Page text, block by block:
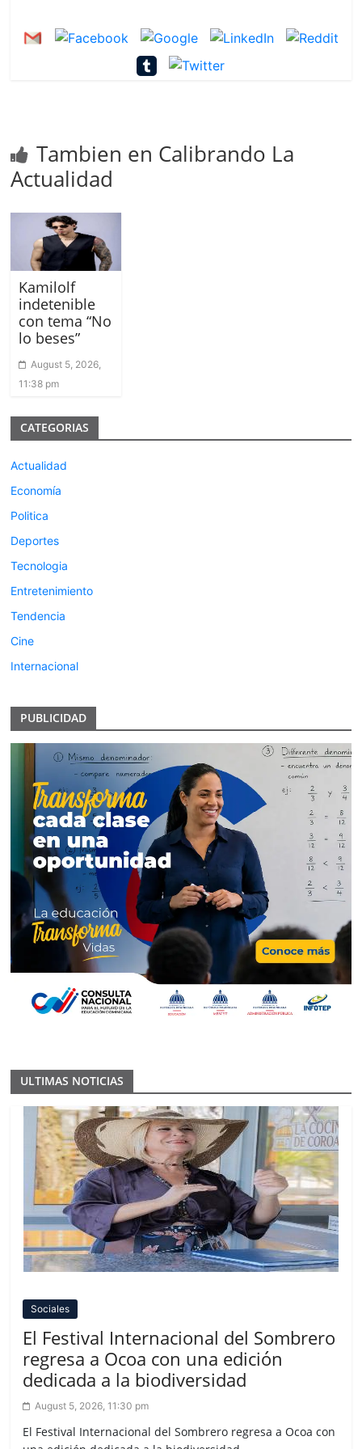
Tambien en Calibrando La
Actualidad
Kamilolf
indetenible
con tema “No
lo beses”
August 5, 2026,
11:38 pm
CATEGORIAS
Actualidad
Economía
Politica
Deportes
Tecnologia
Entretenimiento
Tendencia
Cine
Internacional
PUBLICIDAD
ULTIMAS NOTICIAS
Sociales
El Festival Internacional del Sombrero
regresa a Ocoa con una edición
dedicada a la biodiversidad
August 5, 2026, 11:30 pm
El Festival Internacional del Sombrero regresa a Ocoa con